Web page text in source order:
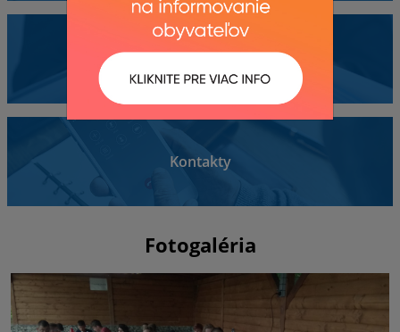
Dokumenty
Kontakty
Fotogaléria